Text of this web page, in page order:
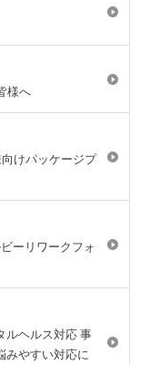
様へ
けパッケージプ
ーリワークフォ
ルヘルス対応 事
やすい対応に